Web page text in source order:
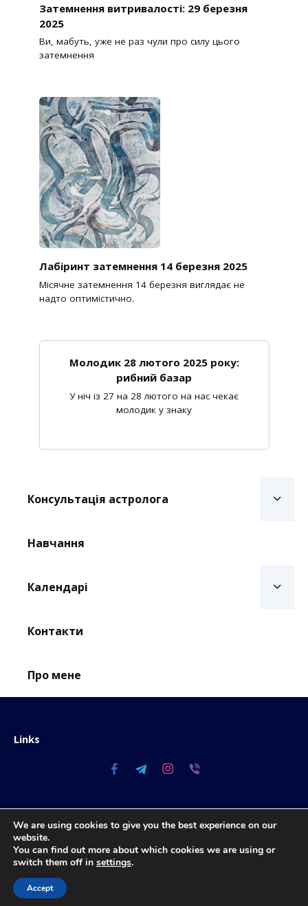
Затемнення витривалості: 29 березня
2025
Ви, мабуть, уже не раз чули про силу цього
затемнення
Лабіринт затемнення 14 березня 2025
Місячне затемнення 14 березня виглядає не
надто оптимістично.
Молодик 28 лютого 2025 року:
рибний базар
У ніч із 27 на 28 лютого на нас чекає
молодик у знаку
Консультація астролога
Навчання
Календарі
Контакти
Про мене
Links
© 2026 Astrologer Anastasiia Korytseva
We are using cookies to give you the best experience on our
website.
You can find out more about which cookies we are using or
switch them off in settings.
Accept